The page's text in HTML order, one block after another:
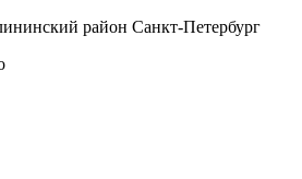
район Санкт-Петербург